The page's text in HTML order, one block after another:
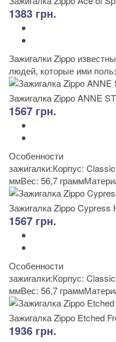
1383 грн.
Зажигалки Zippo
людей, которые ими
Зажигалка Zippo ANNE
1567 грн.
Особенности
зажигалки:Корпус:
ммВес: 56,7
Зажигалка Zippo Cypress
1567 грн.
Особенности
зажигалки:Корпус:
ммВес: 56,7
Зажигалка Zippo Etched
1936 грн.